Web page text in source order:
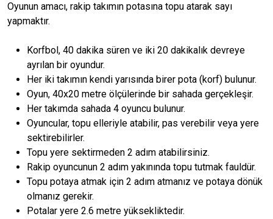
Oyunun amacı, rakip takımın potasına topu atarak sayı
yapmaktır.
Korfbol, 40 dakika süren ve iki 20 dakikalık devreye
ayrılan bir oyundur.
Her iki takımın kendi yarısında birer pota (korf) bulunur.
Oyun, 40x20 metre ölçülerinde bir sahada gerçekleşir.
Her takımda sahada 4 oyuncu bulunur.
Oyuncular, topu elleriyle atabilir, pas verebilir veya yere
sektirebilirler.
Topu yere sektirmeden 2 adım atabilirsiniz.
Rakip oyuncunun 2 adım yakınında topu tutmak fauldür.
Topu potaya atmak için 2 adım atmanız ve potaya dönük
olmanız gerekir.
Potalar yere 2.6 metre yüksekliktedir.